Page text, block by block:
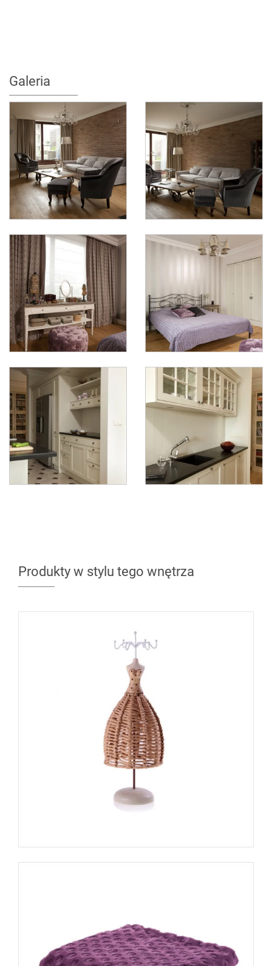
Galeria
Produkty w stylu tego wnętrza